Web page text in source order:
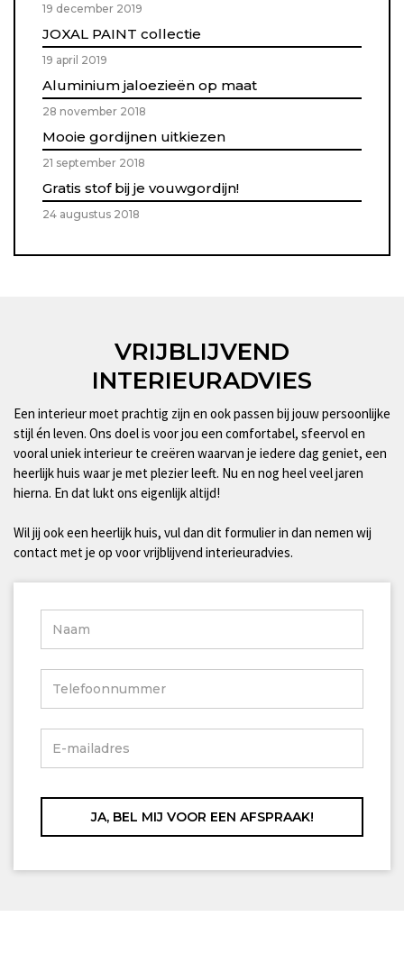
19 december 2019
JOXAL PAINT collectie
19 april 2019
Aluminium jaloezieën op maat
28 november 2018
Mooie gordijnen uitkiezen
21 september 2018
Gratis stof bij je vouwgordijn!
24 augustus 2018
VRIJBLIJVEND
INTERIEURADVIES
Een interieur moet prachtig zijn en ook passen bij jouw persoonlijke
stijl én leven. Ons doel is voor jou een comfortabel, sfeervol en
vooral uniek interieur te creëren waarvan je iedere dag geniet, een
heerlijk huis waar je met plezier leeft. Nu en nog heel veel jaren
hierna. En dat lukt ons eigenlijk altijd!
Wil jij ook een heerlijk huis, vul dan dit formulier in dan nemen wij
contact met je op voor vrijblijvend interieuradvies.